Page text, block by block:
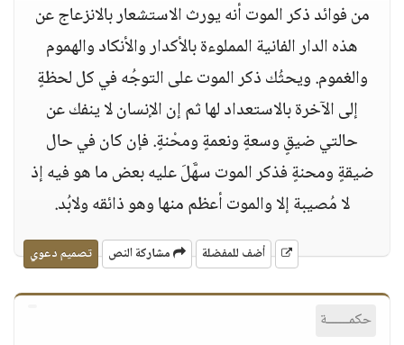
من فوائد ذكر الموت أنه يورث الاستشعار بالانزعاج عن
هذه الدار الفانية المملوءة بالأكدار والأنكاد والهموم
والغموم. ويحثُك ذكر الموت على التوجُه في كل لحظةٍ
إلى الآخرة بالاستعداد لها ثم إن الإنسان لا ينفك عن
حالتي ضيقٍ وسعةٍ ونعمةٍ ومحْنةٍ. فإن كان في حال
ضيقةٍ ومحنةٍ فذكر الموت سهَّلَ عليه بعض ما هو فيه إذ
لا مُصيبة إلا والموت أعظم منها وهو ذائقه ولابُد.
أضف للمفضلة مشاركة النص تصميم دعوي
حكمــــــة